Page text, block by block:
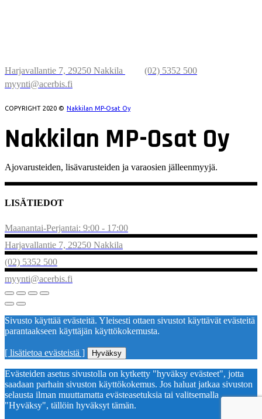
Harjavallantie 7, 29250 Nakkila
(02) 5352 500
myynti@acerbis.fi
COPYRIGHT 2020 © Nakkilan MP-Osat Oy
Nakkilan MP-Osat Oy
Ajovarusteiden, lisävarusteiden ja varaosien jälleenmyyjä.
LISÄTIEDOT
Maanantai-Perjantai: 9:00 - 17:00
Harjavallantie 7, 29250 Nakkila
(02) 5352 500
myynti@acerbis.fi
Sivusto käyttää evästeitä. Yleisesti ottaen sivustot käyttävät evästeitä
parantaakseen käyttäjän käyttökokemusta.
[ lisätietoa evästeistä ] Hyväksy
Evästeiden asetus sivustolla on kytketty "hyväksy evästeet", jotta
saadaan parhain sivuston käyttökokemus. Jos haluat jatkaa sivuston
selausta ilman muuttamatta evästeasetuksia tai valitsemalla
"Hyväksy", tällöin hyväksyt tämän.